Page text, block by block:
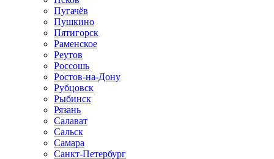
Пугачёв
Пушкино
Пятигорск
Раменское
Реутов
Россошь
Ростов-на-Дону
Рубцовск
Рыбинск
Рязань
Салават
Сальск
Самара
Санкт-Петербург